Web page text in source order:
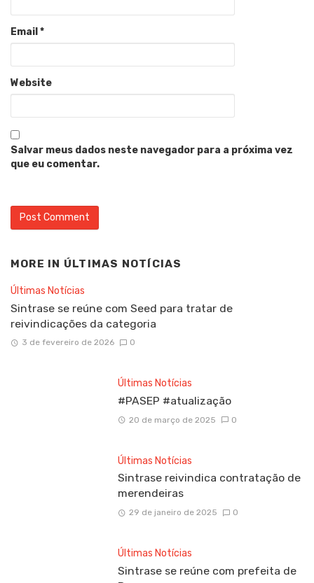
Email*
Website
Salvar meus dados neste navegador para a próxima vez
que eu comentar.
MORE IN ÚLTIMAS NOTÍCIAS
Últimas Notícias
Sintrase se reúne com Seed para tratar de
reivindicações da categoria
3 de fevereiro de 2026 0
Últimas Notícias
#PASEP #atualização
20 de março de 2025 0
Últimas Notícias
Sintrase reivindica contratação de
merendeiras
29 de janeiro de 2025 0
Últimas Notícias
Sintrase se reúne com prefeita de